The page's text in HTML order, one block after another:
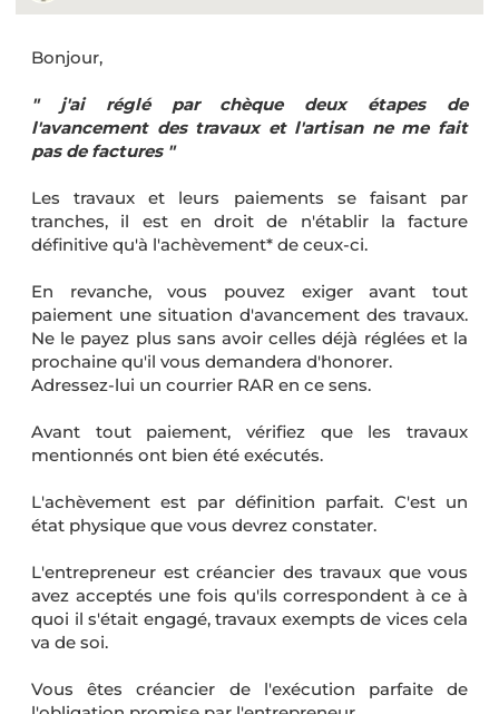
Bonjour,
" j'ai réglé par chèque deux étapes de
l'avancement des travaux et l'artisan ne me fait
pas de factures "
Les travaux et leurs paiements se faisant par
tranches, il est en droit de n'établir la facture
définitive qu'à l'achèvement* de ceux-ci.
En revanche, vous pouvez exiger avant tout
paiement une situation d'avancement des travaux.
Ne le payez plus sans avoir celles déjà réglées et la
prochaine qu'il vous demandera d'honorer.
Adressez-lui un courrier RAR en ce sens.
Avant tout paiement, vérifiez que les travaux
mentionnés ont bien été exécutés.
L'achèvement est par définition parfait. C'est un
état physique que vous devrez constater.
L'entrepreneur est créancier des travaux que vous
avez acceptés une fois qu'ils correspondent à ce à
quoi il s'était engagé, travaux exempts de vices cela
va de soi.
Vous êtes créancier de l'exécution parfaite de